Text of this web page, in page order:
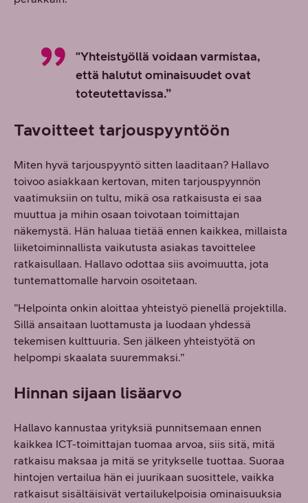
"Yhteistyöllä voidaan varmistaa,
että halutut ominaisuudet ovat
toteutettavissa.”
Tavoitteet tarjouspyyntöön
Miten hyvä tarjouspyyntö sitten laaditaan? Hallavo
toivoo asiakkaan kertovan, miten tarjouspyynnön
vaatimuksiin on tultu, mikä osa ratkaisusta ei saa
muuttua ja mihin osaan toivotaan toimittajan
näkemystä. Hän haluaa tietää ennen kaikkea, millaista
liiketoiminnallista vaikutusta asiakas tavoittelee
ratkaisullaan. Hallavo odottaa siis avoimuutta, jota
tuntemattomalle harvoin osoitetaan.
”Helpointa onkin aloittaa yhteistyö pienellä projektilla.
Sillä ansaitaan luottamusta ja luodaan yhdessä
tekemisen kulttuuria. Sen jälkeen yhteistyötä on
helpompi skaalata suuremmaksi.”
Hinnan sijaan lisäarvo
Hallavo kannustaa yrityksiä punnitsemaan ennen
kaikkea ICT-toimittajan tuomaa arvoa, siis sitä, mitä
ratkaisu maksaa ja mitä se yritykselle tuottaa. Suoraa
hintojen vertailua hän ei juurikaan suosittele, vaikka
ratkaisut sisältäisivät vertailukelpoisia ominaisuuksia